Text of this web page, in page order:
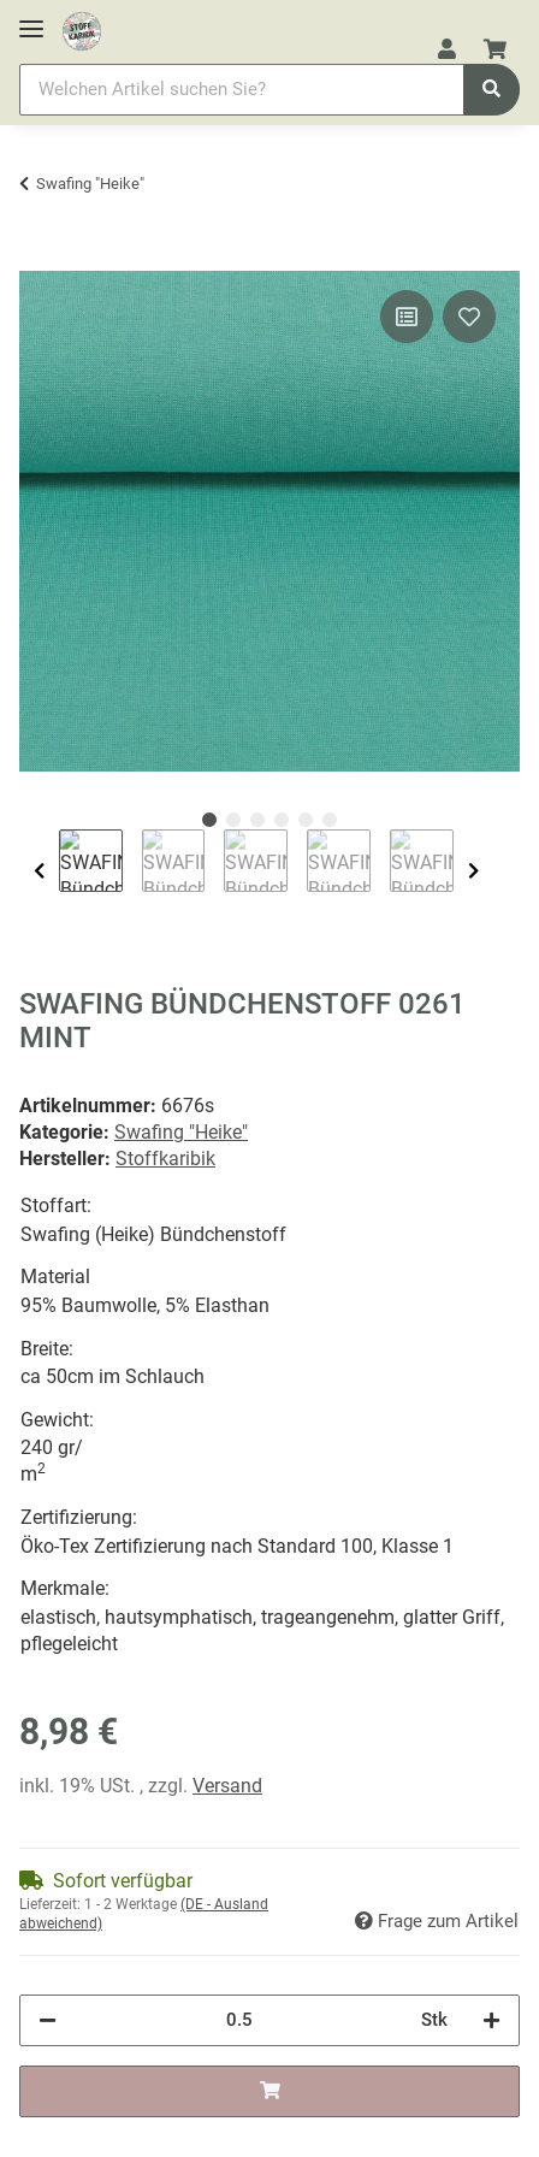
Swafing "Heike"
SWAFING BÜNDCHENSTOFF 0261
MINT
Artikelnummer: 6676s
Kategorie: Swafing "Heike"
Hersteller: Stoffkaribik
Stoffart:
Swafing (Heike) Bündchenstoff
Material
95% Baumwolle, 5% Elasthan
Breite:
ca 50cm im Schlauch
Gewicht:
240 gr/
m2
Zertifizierung:
Öko-Tex Zertifizierung nach Standard 100, Klasse 1
Merkmale:
elastisch, hautsymphatisch, trageangenehm, glatter Griff,
pflegeleicht
8,98 €
inkl. 19% USt. , zzgl. Versand
Sofort verfügbar
Lieferzeit: 1 - 2 Werktage (DE - Ausland
abweichend)
Frage zum Artikel
Stk